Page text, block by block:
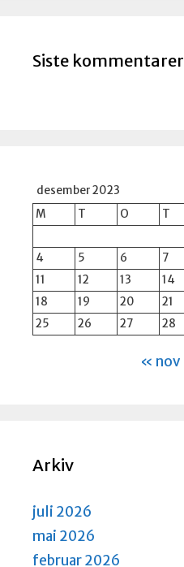
Siste kommentarer
desember 2023
M
T O T
4
5 6 7
11
12 13 14
18
19 20 21
25
26 27 28
« nov
Arkiv
juli 2026
mai 2026
februar 2026